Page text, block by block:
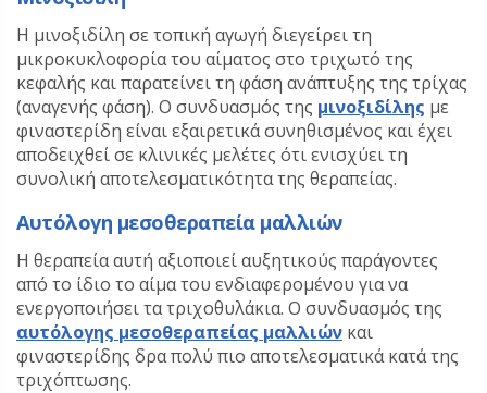
Η μινοξιδίλη σε τοπική αγωγή διεγείρει τη
μικροκυκλοφορία του αίματος στο τριχωτό της
κεφαλής και παρατείνει τη φάση ανάπτυξης της τρίχας
(αναγενής φάση). Ο συνδυασμός της μινοξιδίλης με
φιναστερίδη είναι εξαιρετικά συνηθισμένος και έχει
αποδειχθεί σε κλινικές μελέτες ότι ενισχύει τη
συνολική αποτελεσματικότητα της θεραπείας.
Αυτόλογη μεσοθεραπεία μαλλιών
Η θεραπεία αυτή αξιοποιεί αυξητικούς παράγοντες
από το ίδιο το αίμα του ενδιαφερομένου για να
ενεργοποιήσει τα τριχοθυλάκια. Ο συνδυασμός της
αυτόλογης μεσοθεραπείας μαλλιών και
φιναστερίδης δρα πολύ πιο αποτελεσματικά κατά της
τριχόπτωσης.